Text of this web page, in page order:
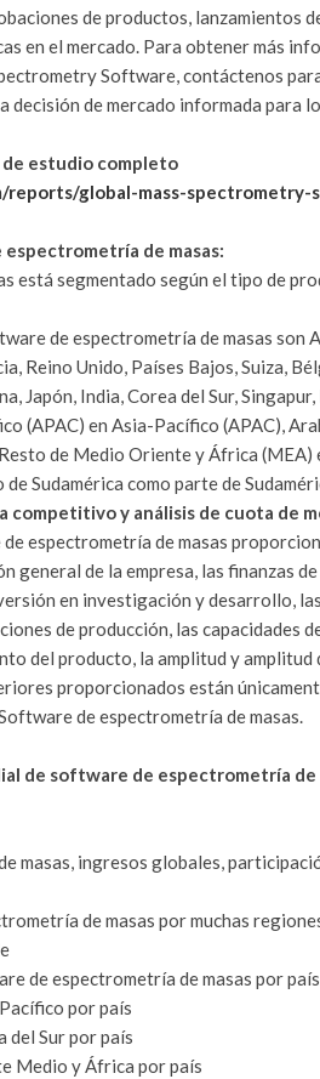
de productos, lanzamientos
en el mercado. Para obtener más
Software, contáctenos
decisión de mercado informada para
estudio completo
global-mass-spectrometry-
de masas:
está segmentado según el tipo de
de espectrometría de masas son
Reino Unido, Países Bajos, Suiza,
Japón, India, Corea del Sur,
(APAC) en Asia-Pacífico (APAC),
de Medio Oriente y África (MEA)
Sudamérica como parte de
competitivo y análisis de cuota de
espectrometría de masas
general de la empresa, las finanzas
en investigación y desarrollo,
de producción, las capacidades
del producto, la amplitud y amplitud
proporcionados están
de espectrometría de masas.
de software de espectrometría de
masas, ingresos globales,
de masas por muchas
de espectrometría de masas por país
por país
del Sur por país
Medio y África por país